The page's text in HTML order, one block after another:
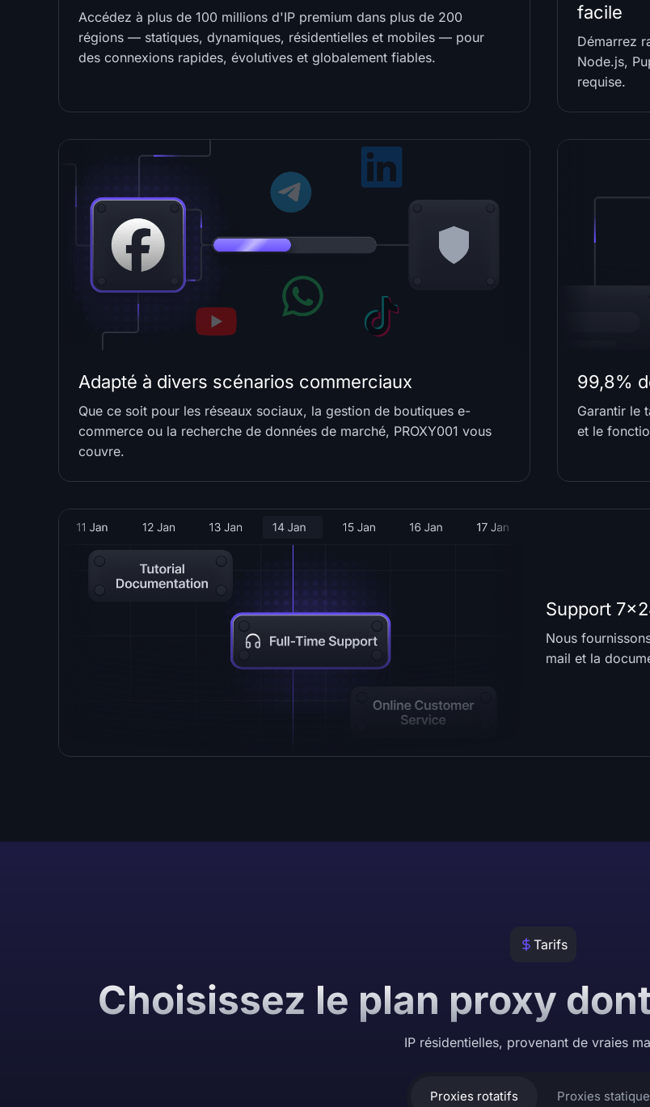
Accédez à plus de 100 millions d'IP premium dans plus de 200
régions — statiques, dynamiques, résidentielles et mobiles — pour
des connexions rapides, évolutives et globalement fiables.
facile
Démarrez
Node.js,
requise.
Adapté à divers scénarios commerciaux
Que ce soit pour les réseaux sociaux, la gestion de boutiques e-
commerce ou la recherche de données de marché, PROXY001 vous
couvre.
99,8%
Garantir le
et le
Support
Nous
mail et la
Tarifs
Choisissez le plan proxy
IP résidentielles, provenant de vraies
Proxies rotatifs Proxies